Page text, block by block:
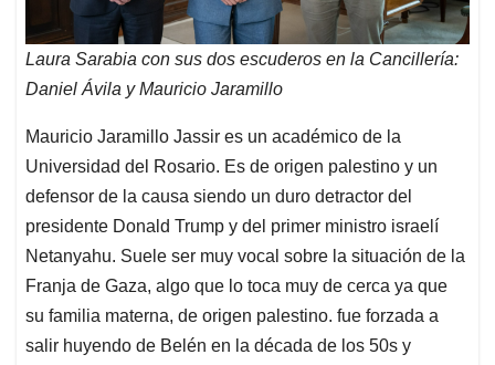
Laura Sarabia con sus dos escuderos en la Cancillería:
Daniel Ávila y Mauricio Jaramillo
Mauricio Jaramillo Jassir es un académico de la
Universidad del Rosario. Es de origen palestino y un
defensor de la causa siendo un duro detractor del
presidente Donald Trump y del primer ministro israelí
Netanyahu. Suele ser muy vocal sobre la situación de la
Franja de Gaza, algo que lo toca muy de cerca ya que
su familia materna, de origen palestino. fue forzada a
salir huyendo de Belén en la década de los 50s y